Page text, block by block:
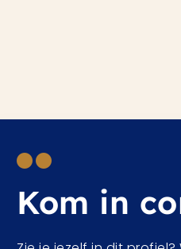
Kom in